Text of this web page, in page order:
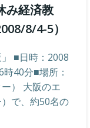
み経済教
8/4-5）
■日時：2008
40分■場所：
） 大阪のエ
で、約50名の